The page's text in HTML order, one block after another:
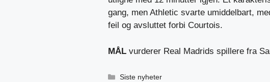
gang, men Athletic svarte umiddelbart,
feil og avsluttet forbi Courtois.
MÅL vurderer Real Madrids spillere fra
Kategorier
Siste nyheter